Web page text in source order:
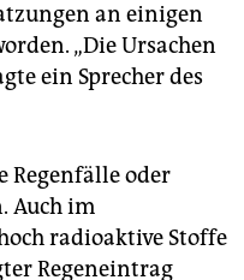
an einigen
„Die Ursachen
ein Sprecher des
oder
Auch im
radioaktive Stoffe
Regeneintrag